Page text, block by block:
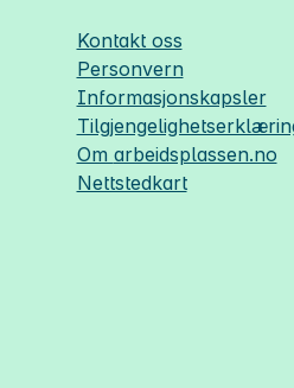
Kontakt oss
Personvern
Informasjonskapsler
Om arbeidsplassen.no
Nettstedkart